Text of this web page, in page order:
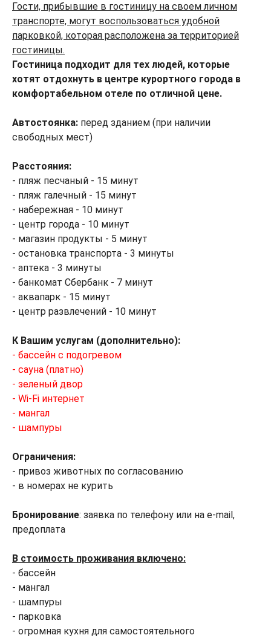
Гости, прибывшие в гостиницу на своем личном
транспорте, могут воспользоваться удобной
парковкой, которая расположена за территорией
гостиницы.
Гостиница подходит для тех людей, которые
хотят отдохнуть в центре курортного города в
комфортабельном отеле по отличной цене.
Автостоянка: перед зданием (при наличии
свободных мест)
Расстояния:
- пляж песчаный - 15 минут
- пляж галечный - 15 минут
- набережная - 10 минут
- центр города - 10 минут
- магазин продукты - 5 минут
- остановка транспорта - 3 минуты
- аптека - 3 минуты
- банкомат Сбербанк - 7 минут
- аквапарк - 15 минут
- центр развлечений - 10 минут
К Вашим услугам (дополнительно):
- бассейн с подогревом
- сауна (платно)
- зеленый двор
- Wi-Fi интернет
- мангал
- шампуры
Ограничения:
- привоз животных по согласованию
- в номерах не курить
Бронирование: заявка по телефону или на e-mail,
предоплата
В стоимость проживания включено:
- бассейн
- мангал
- шампуры
- парковка
- огромная кухня для самостоятельного